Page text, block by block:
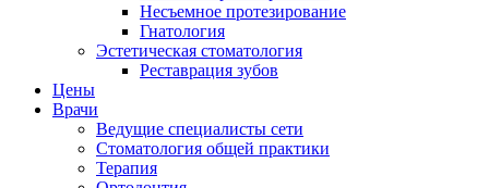
Несъемное протезирование
Гнатология
Эстетическая стоматология
Реставрация зубов
Цены
Врачи
Ведущие специалисты сети
Стоматология общей практики
Терапия